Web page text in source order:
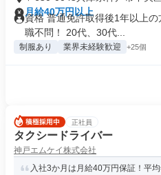
月給40万円以上
資格 普通免許取得後1年以上
職不問！ 20代、30代...
制服あり 業界未経験歓迎 +25個
正社員
タクシードライバー
神戸エムケイ株式会社
入社3か月は月給40万円保証！平